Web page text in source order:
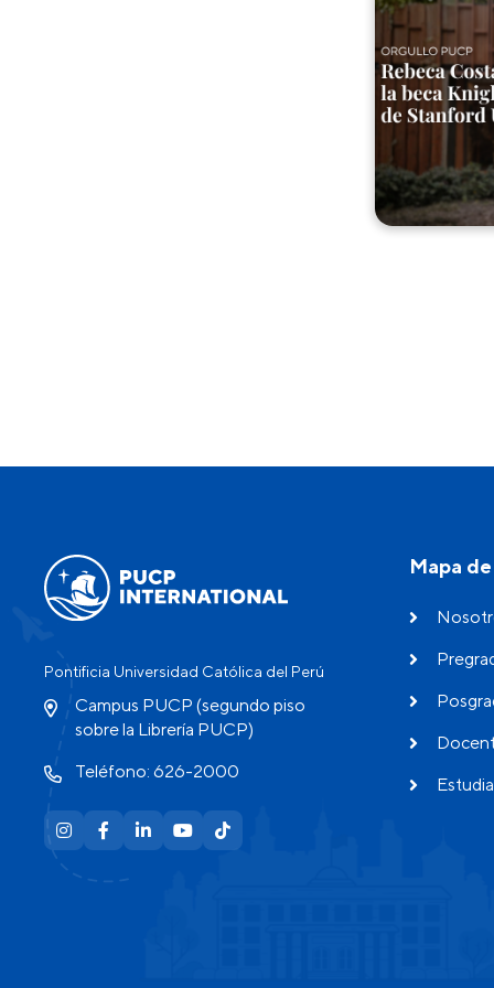
Pontificia Universidad Católica del Perú
Campus PUCP (segundo piso
sobre la Librería PUCP)
Teléfono: 626-2000
Mapa